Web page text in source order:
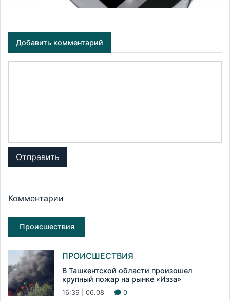
Добавить комментарий
Отправить
Комментарии
Происшествия
ПРОИСШЕСТВИЯ
В Ташкентской области произошел
крупный пожар на рынке «Изза»
16:39 | 06.08 0